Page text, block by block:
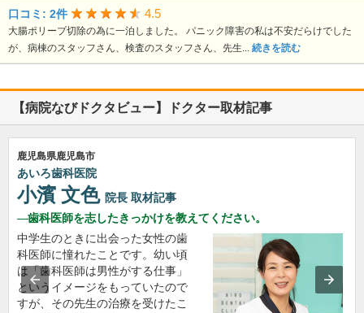
口コミ: 2件 4.5
大腸ポリープ切除の為に一泊しました。 パニック障害の私は不安だらけでした
が、病棟のスタッフさん、検査のスタッフさん、先生... 続きを読む
【病院なびドクタビュー】ドクター取材記事
鹿児島県鹿児島市
あいろ歯科医院
小濱 文色 院長 取材記事
歯科医師を志したきっかけを教えてください。
中学生のときに出会った女性の歯
科医師に憧れたことです。幼い頃
は「歯科医師は男性がする仕事」
というイメージをもっていたので
すが、その先生の治療を受けたこ